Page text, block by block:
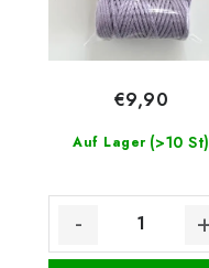
Auf Lager (>10 St)
€9,90